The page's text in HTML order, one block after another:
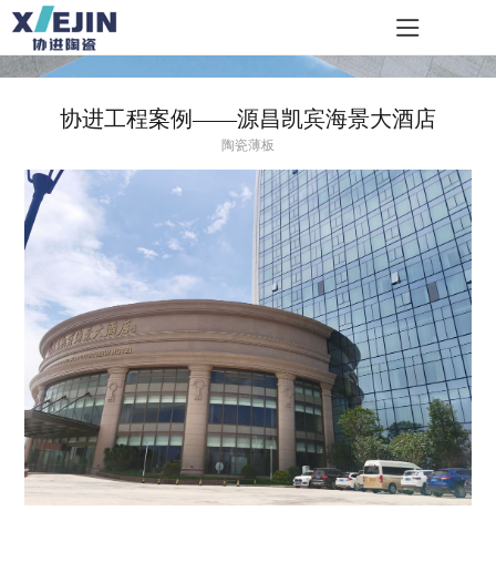
协进工程案例——源昌凯宾海景大酒店
陶瓷薄板